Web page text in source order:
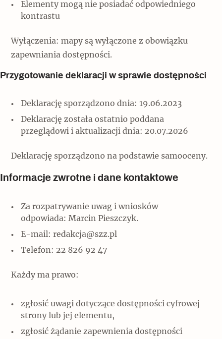
Ulubieniec Fortuny
Popularne
Varia
Memento dla modernizmu
Popularne
Niewykonalne? Nie dla Wawelu
Archeologia
Szyb pierwszej windy w Warszawie
Kuchnia w Ostromecku: puder z
Elementy mogą nie posiadać odpowiedniego
kontrastu
Wyłączenia: mapy są wyłączone z obowiązku
zapewniania dostępności.
Przygotowanie deklaracji w sprawie dostępności
Deklarację sporządzono dnia: 19.06.2023
Deklarację została ostatnio poddana
przeglądowi i aktualizacji dnia: 20.07.2026
Deklarację sporządzono na podstawie samooceny.
Informacje zwrotne i dane kontaktowe
Za rozpatrywanie uwag i wniosków
odpowiada: Marcin Pieszczyk.
E-mail: redakcja@szz.pl
Telefon: 22 826 92 47
Każdy ma prawo:
zgłosić uwagi dotyczące dostępności cyfrowej
strony lub jej elementu,
zgłosić żądanie zapewnienia dostępności